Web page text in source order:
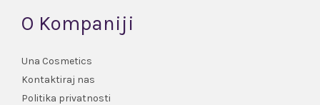
O Kompaniji
Una Cosmetics
Kontaktiraj nas
Politika privatnosti